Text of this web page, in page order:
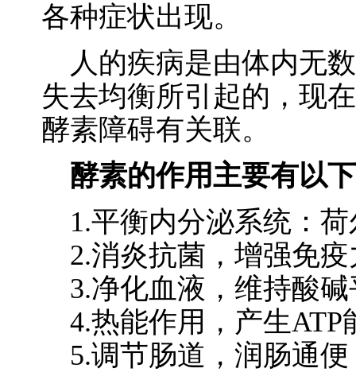
各种症状出现。
人的疾病是由体内无
失去均衡所引起的，现
酵素障碍有关联。
酵素的作用主要有以
1.平衡内分泌系统：
2.消炎抗菌，增强免疫
3.净化血液，维持酸碱
4.热能作用，产生ATP
5.调节肠道，润肠通便